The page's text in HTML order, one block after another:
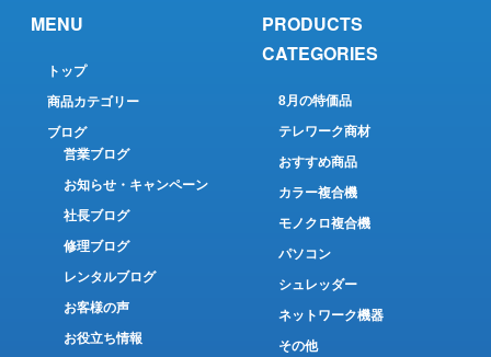
MENU
トップ
商品カテゴリー
ブログ
営業ブログ
お知らせ・キャンペーン
社長ブログ
修理ブログ
レンタルブログ
お客様の声
お役立ち情報
PRODUCTS
CATEGORIES
8月の特価品
テレワーク商材
おすすめ商品
カラー複合機
モノクロ複合機
パソコン
シュレッダー
ネットワーク機器
その他